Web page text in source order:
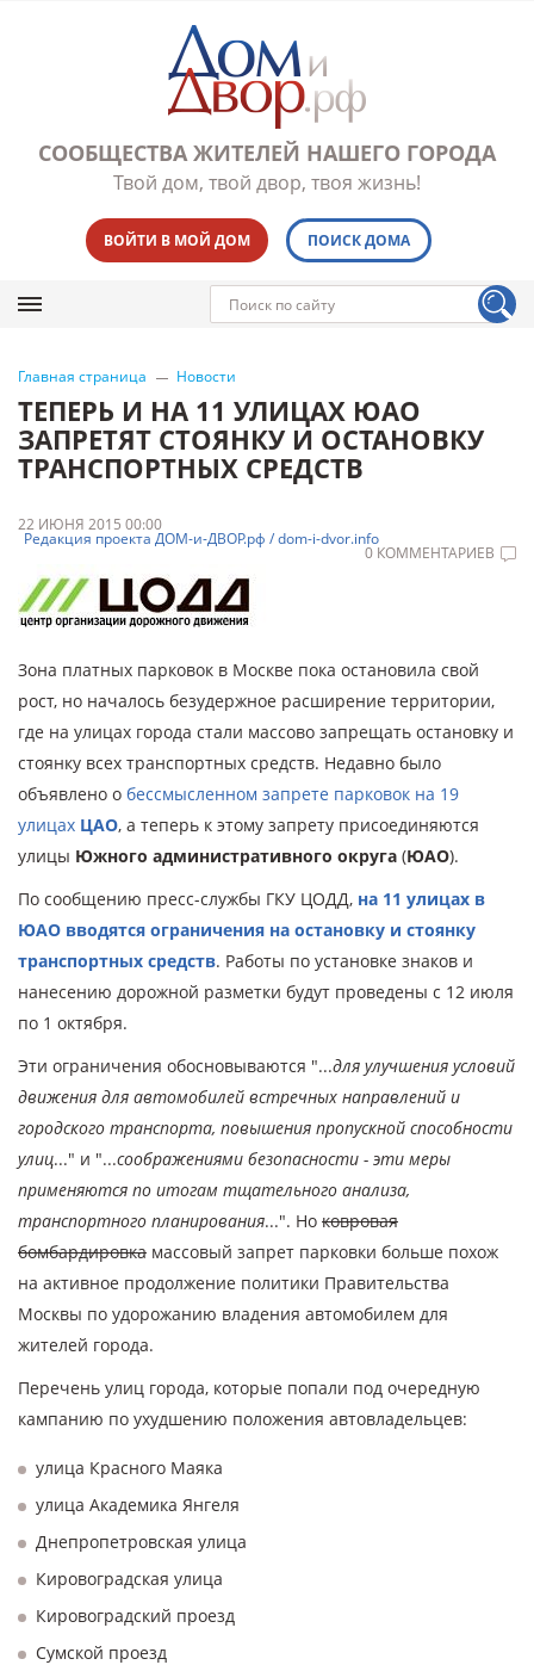
СООБЩЕСТВА ЖИТЕЛЕЙ НАШЕГО ГОРОДА
Твой дом, твой двор, твоя жизнь!
ВОЙТИ В МОЙ ДОМ ПОИСК ДОМА
Главная страница Новости
ТЕПЕРЬ И НА 11 УЛИЦАХ ЮАО
ЗАПРЕТЯТ СТОЯНКУ И ОСТАНОВКУ
ТРАНСПОРТНЫХ СРЕДСТВ
22 ИЮНЯ 2015 00:00
Редакция проекта ДОМ-и-ДВОР.рф / dom-i-dvor.info
0 КОММЕНТАРИЕВ
Зона платных парковок в Москве пока остановила свой
рост, но началось безудержное расширение территории,
где на улицах города стали массово запрещать остановку и
стоянку всех транспортных средств. Недавно было
объявлено о бессмысленном запрете парковок на 19
улицах ЦАО, а теперь к этому запрету присоединяются
улицы Южного административного округа (ЮАО).
По сообщению пресс-службы ГКУ ЦОДД, на 11 улицах в
ЮАО вводятся ограничения на остановку и стоянку
транспортных средств. Работы по установке знаков и
нанесению дорожной разметки будут проведены с 12 июля
по 1 октября.
Эти ограничения обосновываются "...для улучшения условий
движения для автомобилей встречных направлений и
городского транспорта, повышения пропускной способности
улиц..." и "...соображениями безопасности - эти меры
применяются по итогам тщательного анализа,
транспортного планирования...". Но ковровая
бомбардировка массовый запрет парковки больше похож
на активное продолжение политики Правительства
Москвы по удорожанию владения автомобилем для
жителей города.
Перечень улиц города, которые попали под очередную
кампанию по ухудшению положения автовладельцев:
улица Красного Маяка
улица Академика Янгеля
Днепропетровская улица
Кировоградская улица
Кировоградский проезд
Сумской проезд